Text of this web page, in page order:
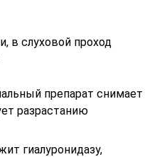
в слуховой проход
препарат снимает
разрастанию
гиалуронидазу,